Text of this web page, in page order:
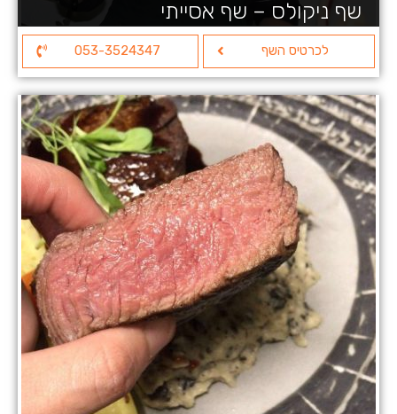
שף ניקולס – שף אסייתי
לכרטיס השף 053-3524347